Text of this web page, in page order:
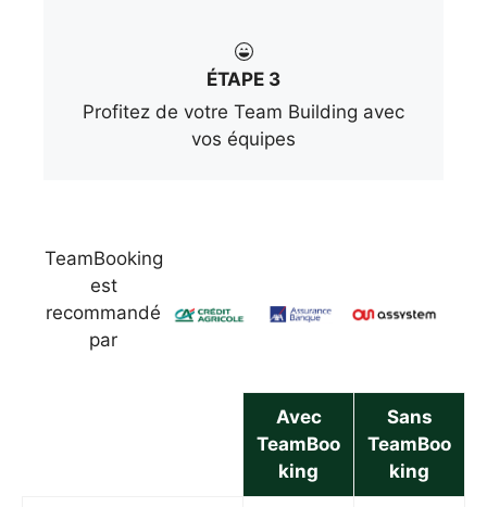
ÉTAPE 3
Profitez de votre Team Building avec
vos équipes
TeamBooking
est
recommandé
par
Avec
TeamBoo
king
Sans
TeamBoo
king